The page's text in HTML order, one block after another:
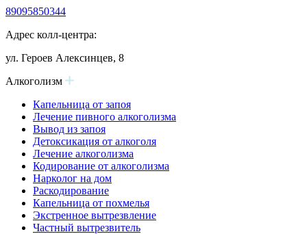
89095850344
Адрес колл-центра:
ул. Героев Алексинцев, 8
Алкоголизм
Капельница от запоя
Лечение пивного алкоголизма
Вывод из запоя
Детоксикация от алкоголя
Лечение алкоголизма
Кодирование от алкоголизма
Нарколог на дом
Раскодирование
Капельница от похмелья
Экстренное вытрезвление
Частный вытрезвитель